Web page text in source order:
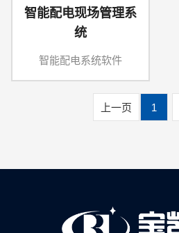
智能配电现场管理系
统
智能配电系统软件
上一页 1